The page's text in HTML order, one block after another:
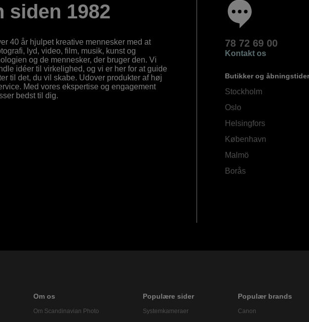
siden 1982
40 år hjulpet kreative mennesker med at
lyd, video, film, musik, kunst og
og de mennesker, der bruger den. Vi
idéer til virkelighed, og vi er her for at guide
til det, du vil skabe. Udover produkter af høj
Med vores ekspertise og engagement
bedst til dig.
78 72 69 00
Kontakt os
Butikker og
Stockholm
Oslo
Helsingfors
København
Malmö
Borås
Om os
Om Scandinavian Photo
Populære sider
Systemkameraer
Populær brands
Canon